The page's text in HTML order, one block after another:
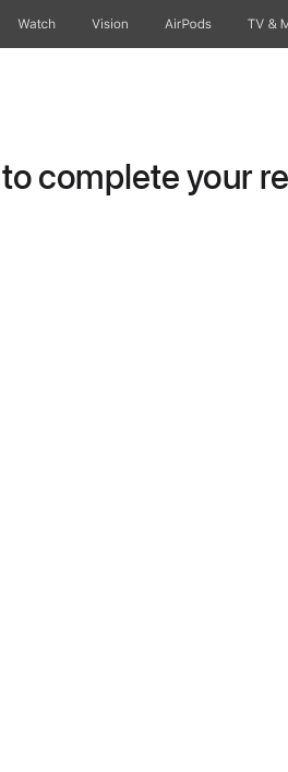
Watch Vision AirPods TV &
complete your